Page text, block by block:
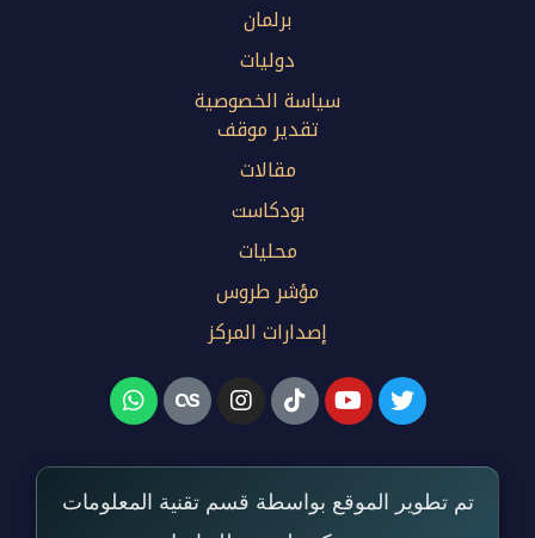
برلمان
دوليات
سياسة الخصوصية
تقدير موقف
مقالات
بودكاست
محليات
مؤشر طروس
إصدارات المركز
تم تطوير الموقع بواسطة قسم تقنية المعلومات